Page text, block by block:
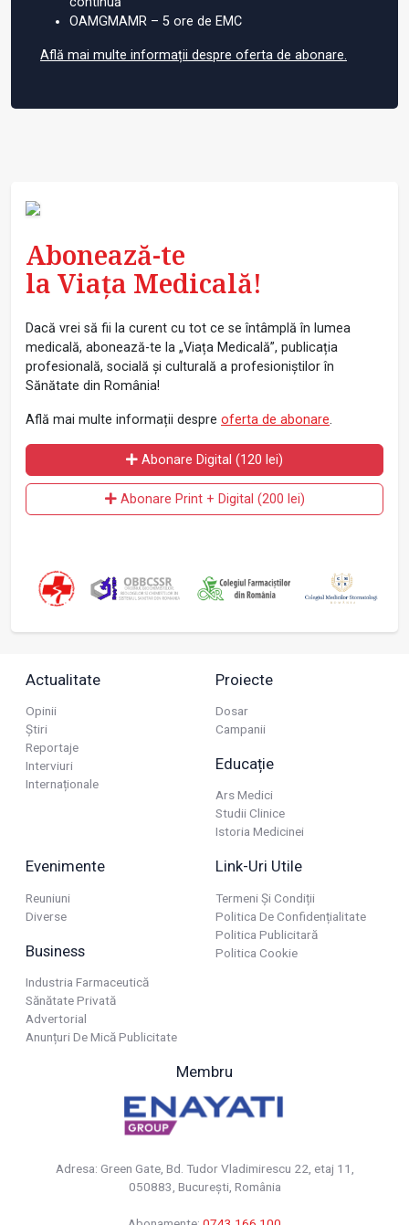
OAMGMAMR – 5 ore de EMC
Află mai multe informații despre oferta de abonare.
Abonează-te
la Viața Medicală!
Dacă vrei să fii la curent cu tot ce se întâmplă în lumea
medicală, abonează-te la „Viața Medicală”, publicația
profesională, socială și culturală a profesioniștilor în
Sănătate din România!
Află mai multe informații despre oferta de abonare.
Abonare Digital (120 lei)
Abonare Print + Digital (200 lei)
Actualitate
Opinii
Știri
Reportaje
Interviuri
Internaționale
Proiecte
Dosar
Campanii
Educație
Ars Medici
Studii Clinice
Istoria Medicinei
Evenimente
Reuniuni
Diverse
Business
Industria Farmaceutică
Sănătate Privată
Advertorial
Anunțuri De Mică Publicitate
Link-Uri Utile
Termeni Și Condiții
Politica De Confidențialitate
Politica Publicitară
Politica Cookie
Membru
Adresa: Green Gate, Bd. Tudor Vladimirescu 22, etaj 11,
050883, Bucureşti, România